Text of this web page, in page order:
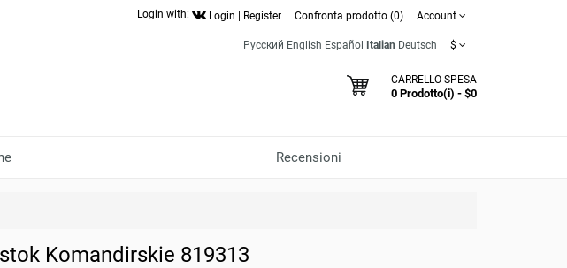
Login with: Login Register Confronta prodotto (0) Account
Русский English Español Italian Deutsch $
CARRELLO SPESA
0 Prodotto(i) - $0
Recensioni
Komandirskie 819313